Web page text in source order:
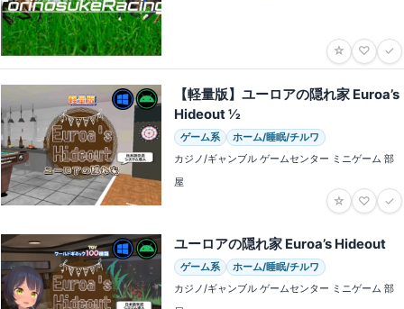
☆ ♡ ✓
【軽量版】ユーロアの隠れ家 Euroa’s
Hideout 1⁄2
ゲーム系
ホーム/睡眠/チルワ
カジノ/ギャンブル ゲームセンター ミニゲーム 部
屋
☆ ♡ ✓
ユーロアの隠れ家 Euroa’s Hideout
ゲーム系
ホーム/睡眠/チルワ
カジノ/ギャンブル ゲームセンター ミニゲーム 部